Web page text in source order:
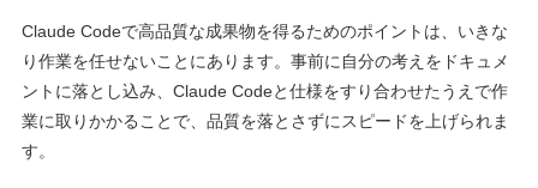
Claude Codeで高品質な成果物を得るためのポイントは、いきな
り作業を任せないことにあります。事前に自分の考えをドキュメ
ントに落とし込み、Claude Codeと仕様をすり合わせたうえで作
業に取りかかることで、品質を落とさずにスピードを上げられま
す。